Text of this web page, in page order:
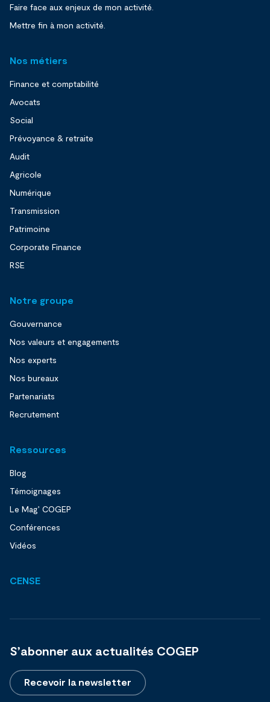
Faire face aux enjeux de mon activité.
Mettre fin à mon activité.
Nos métiers
Finance et comptabilité
Avocats
Social
Prévoyance & retraite
Audit
Agricole
Numérique
Transmission
Patrimoine
Corporate Finance
RSE
Notre groupe
Gouvernance
Nos valeurs et engagements
Nos experts
Nos bureaux
Partenariats
Recrutement
Ressources
Blog
Témoignages
Le Mag’ COGEP
Conférences
Vidéos
CENSE
S’abonner aux actualités COGEP
Recevoir la newsletter